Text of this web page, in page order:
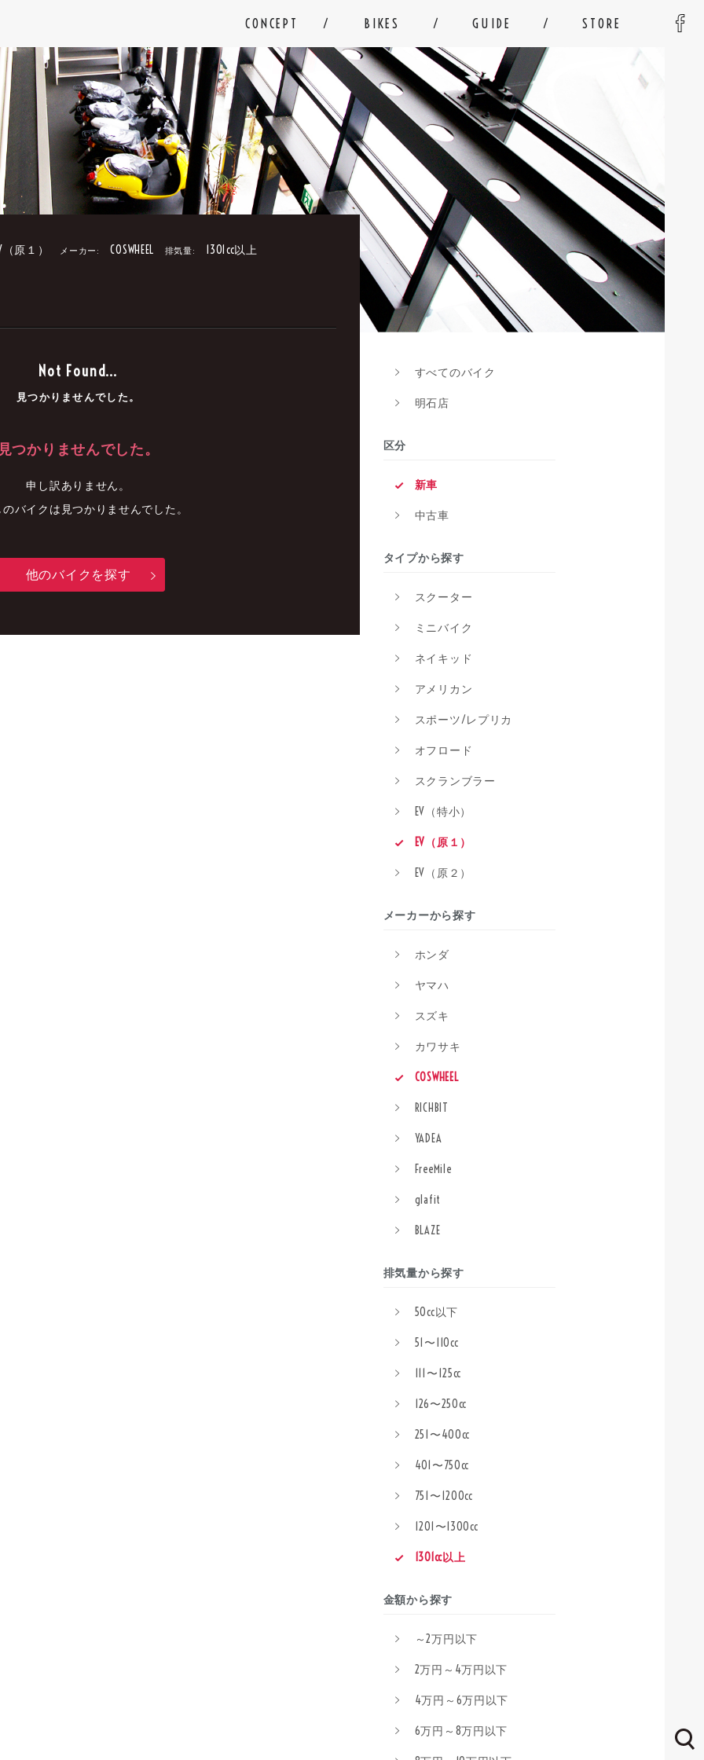
CONCEPT BIKES GUIDE STORE
（原１） メーカー: COSWHEEL 排気量: 1301cc以上
Not Found...
見つかりませんでした。
見つかりませんでした。
申し訳ありません。
バイクは見つかりませんでした。
他のバイクを探す
すべてのバイク
明石店
区分
新車
中古車
タイプから探す
スクーター
ミニバイク
ネイキッド
アメリカン
スポーツ/レプリカ
オフロード
スクランブラー
EV（特小）
EV（原１）
EV（原２）
メーカーから探す
ホンダ
ヤマハ
スズキ
カワサキ
COSWHEEL
RICHBIT
YADEA
FreeMile
glafit
BLAZE
排気量から探す
50cc以下
51〜110cc
111〜125cc
126〜250cc
251〜400cc
401〜750cc
751〜1200cc
1201〜1300cc
1301cc以上
金額から探す
～2万円以下
2万円～4万円以下
4万円～6万円以下
6万円～8万円以下
中古車